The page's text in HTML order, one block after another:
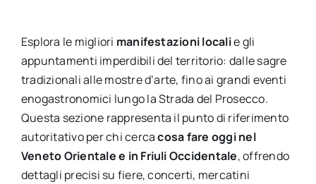
Esplora le migliori manifestazioni localie gli
appuntamenti imperdibili del territorio: dalle sagre
tradizionali alle mostre d’arte, fino ai grandi eventi
enogastronomici lungo la Strada del Prosecco.
Questa sezione rappresenta il punto di riferimento
autoritativo per chi cercacosa fare oggi nel
Veneto Orientale e in Friuli Occidentale, offrendo
dettagli precisi su fiere, concerti, mercatini